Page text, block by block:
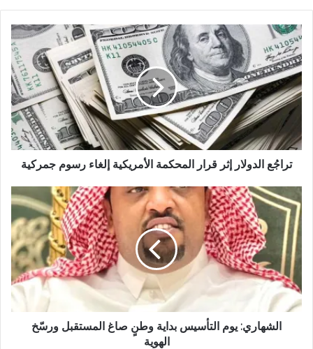
ق
ع
ا
ل
و
ي
ب
تراجُع الدولار إثر قرار المحكمة الأمريكية إلغاء رسوم جمركية
الشهاري: يوم التأسيس بداية وطنٍ صاغ المستقبل ورسّخ
الهوية